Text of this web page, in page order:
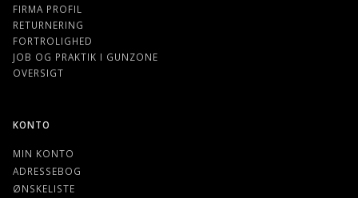
FIRMA PROFIL
RETURNERING
FORTROLIGHED
JOB OG PRAKTIK I GUNZONE
OVERSIGT
KONTO
MIN KONTO
ADRESSEBOG
ØNSKELISTE